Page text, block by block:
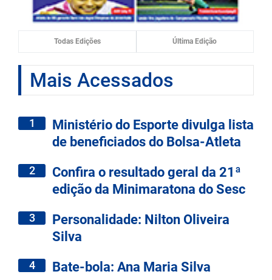
Todas Edições Última Edição
Mais Acessados
1
Ministério do Esporte divulga lista
de beneficiados do Bolsa-Atleta
2
Confira o resultado geral da 21ª
edição da Minimaratona do Sesc
3
Personalidade: Nilton Oliveira
Silva
4 Bate-bola: Ana Maria Silva